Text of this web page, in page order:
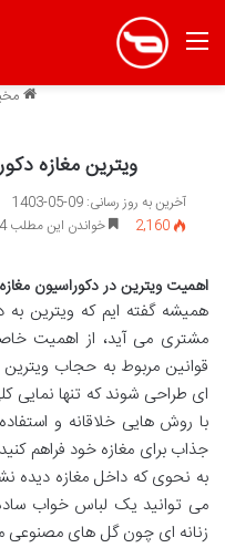
منو
ویترین مغازه
آخرین به روز رسانی: 09-05-1403
2,160
خواندن این مطلب 4 دقیقه زمان میبرد
اهمیت ویترین در دكوراسيون
همیشه گفته ایم که ویترین
مشتری می آید، از اهمیت
قوانین مربوط به حجاب
ای طراحی شوند که تنها نمایی
با روش هایی خلاقانه و
جذاب برای مغازه خود فراهم
به نحوی که داخل مغازه دیده
می توانید یک لباس خواب ساده
زنانه ای چون گل های مصنوعی